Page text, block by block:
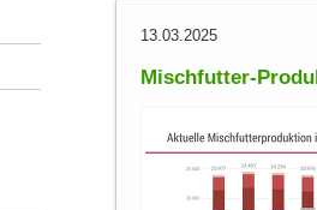
13.03.2025
Mischfutter-